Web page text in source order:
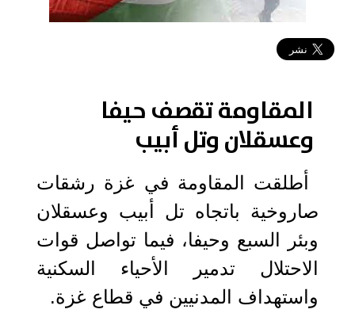
المقاومة تقصف حيفا
وعسقلان وتل أبيب
أطلقت المقاومة في غزة رشقات
صاروخية باتجاه تل أبيب وعسقلان
وبئر السبع وحيفا، فيما تواصل قوات
الاحتلال تدمير الأحياء السكنية
واستهداف المدنيين في قطاع غزة.